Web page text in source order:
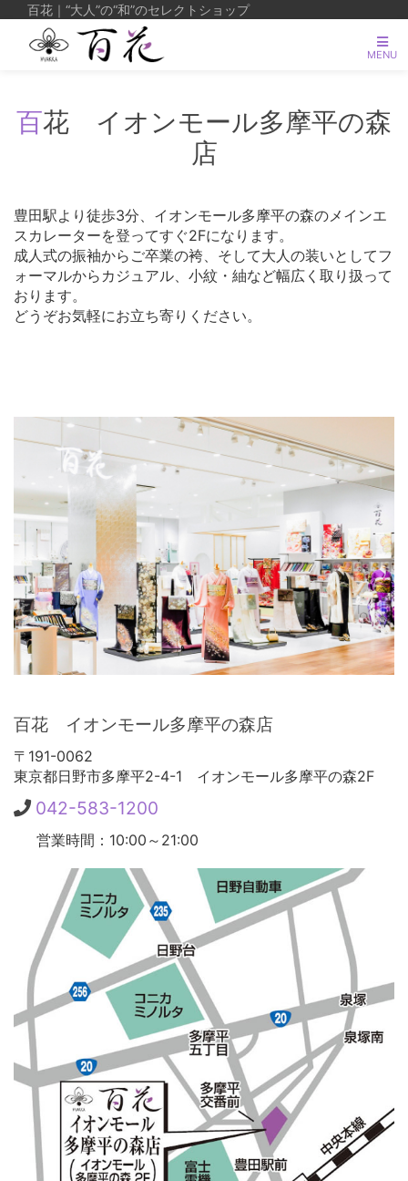
百花｜“大人”の“和”のセレクトショップ
MENU
百花 イオンモール多摩平の森
店
豊田駅より徒歩3分、イオンモール多摩平の森のメインエ
スカレーターを登ってすぐ2Fになります。
成人式の振袖からご卒業の袴、そして大人の装いとしてフ
ォーマルからカジュアル、小紋・紬など幅広く取り扱って
おります。
どうぞお気軽にお立ち寄りください。
百花 イオンモール多摩平の森店
〒191-0062
東京都日野市多摩平2-4-1 イオンモール多摩平の森2F
042-583-1200
営業時間：10:00～21:00